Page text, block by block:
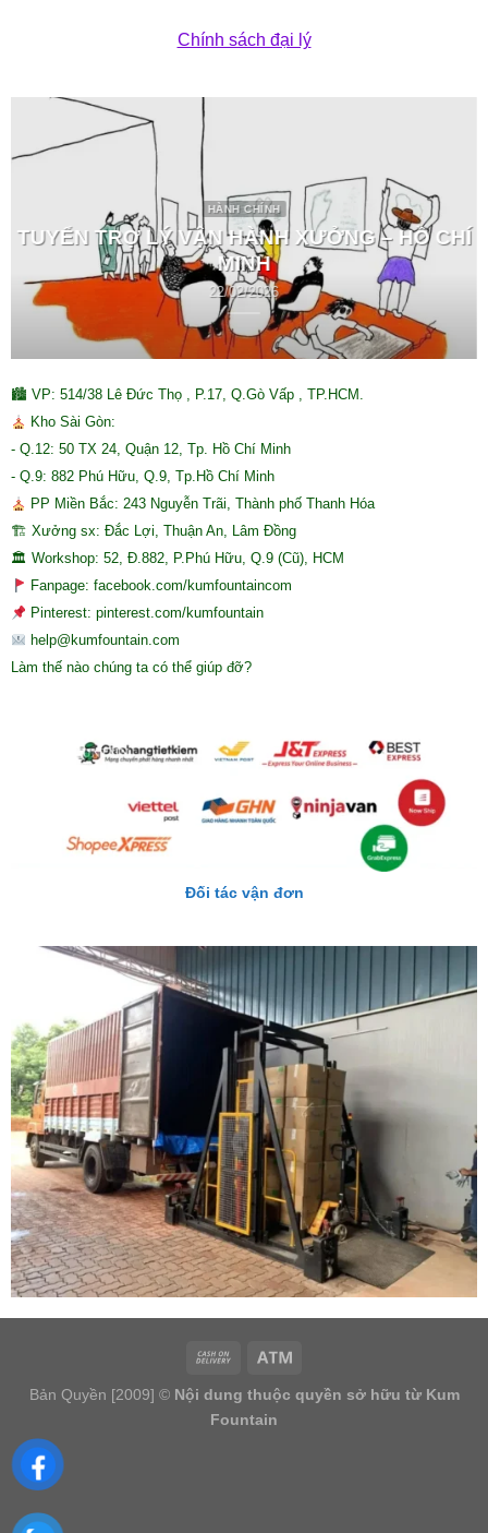
Chính sách đại lý
HÀNH CHÍNH
TUYỂN TRỢ LÝ VẬN HÀNH XƯỞNG – HỒ CHÍ
MINH
22/02/2026
🏙 VP: 514/38 Lê Đức Thọ , P.17, Q.Gò Vấp , TP.HCM.
Kho Sài Gòn:
- Q.12: 50 TX 24, Quận 12, Tp. Hồ Chí Minh
- Q.9: 882 Phú Hữu, Q.9, Tp.Hồ Chí Minh
PP Miền Bắc: 243 Nguyễn Trãi, Thành phố Thanh Hóa
🏗 Xưởng sx: Đắc Lợi, Thuận An, Lâm Đồng
🏛 Workshop: 52, Đ.882, P.Phú Hữu, Q.9 (Cũ), HCM
Fanpage: facebook.com/kumfountaincom
Pinterest: pinterest.com/kumfountain
help@kumfountain.com
Làm thế nào chúng ta có thể giúp đỡ?
Đối tác vận đơn
Bản Quyền [2009] © Nội dung thuộc quyền sở hữu từ Kum
Fountain